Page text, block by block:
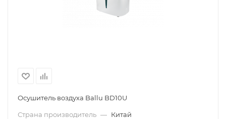
Осушитель воздуха Ballu BD10U
Страна производитель — Китай